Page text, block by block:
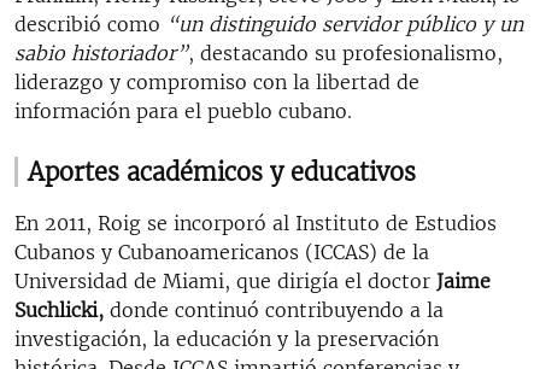
describió como “un distinguido servidor público y un
sabio historiador”, destacando su profesionalismo,
liderazgo y compromiso con la libertad de
información para el pueblo cubano.
Aportes académicos y educativos
En 2011, Roig se incorporó al Instituto de Estudios
Cubanos y Cubanoamericanos (ICCAS) de la
Universidad de Miami, que dirigía el doctor Jaime
Suchlicki, donde continuó contribuyendo a la
investigación, la educación y la preservación